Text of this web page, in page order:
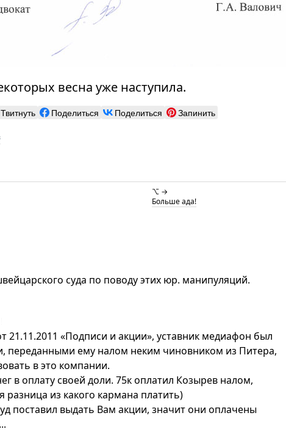
весна уже наступила.
Твитнуть Поделиться Поделиться Запинить
⌥ →
Больше ада!
суда по поводу этих юр. манипуляций.
21.11.2011 «Подписи и акции», уставник медиафон был
переданными ему налом неким чиновником из Питера,
в это компании.
в оплату своей доли. 75к оплатил Козырев налом,
разница из какого кармана платить)
поставил выдать Вам акции, значит они оплачены